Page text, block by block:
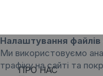
Налаштування
Ми використовуємо
трафіку на сайті та
ПРО НАС